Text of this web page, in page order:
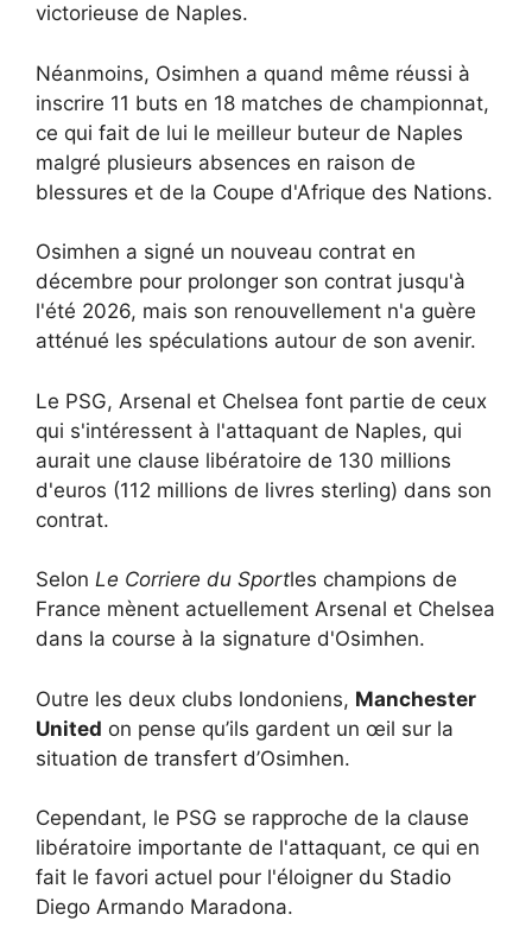
victorieuse de Naples.
Néanmoins, Osimhen a quand même réussi à
inscrire 11 buts en 18 matches de championnat,
ce qui fait de lui le meilleur buteur de Naples
malgré plusieurs absences en raison de
blessures et de la Coupe d'Afrique des Nations.
Osimhen a signé un nouveau contrat en
décembre pour prolonger son contrat jusqu'à
l'été 2026, mais son renouvellement n'a guère
atténué les spéculations autour de son avenir.
Le PSG, Arsenal et Chelsea font partie de ceux
qui s'intéressent à l'attaquant de Naples, qui
aurait une clause libératoire de 130 millions
d'euros (112 millions de livres sterling) dans son
contrat.
Selon Le Corriere du Sportles champions de
France mènent actuellement Arsenal et Chelsea
dans la course à la signature d'Osimhen.
Outre les deux clubs londoniens, Manchester
United on pense qu’ils gardent un œil sur la
situation de transfert d’Osimhen.
Cependant, le PSG se rapproche de la clause
libératoire importante de l'attaquant, ce qui en
fait le favori actuel pour l'éloigner du Stadio
Diego Armando Maradona.